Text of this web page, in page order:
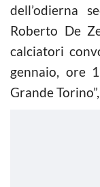
dell’odierna
Roberto De
calciatori
gennaio, ore
Grande